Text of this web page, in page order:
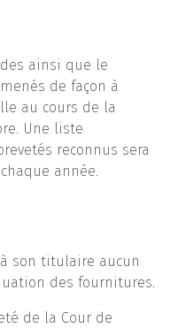
ainsi que le
de façon à
au cours de la
Une liste
reconnus sera
année.
à son titulaire aucun
des fournitures.
de la Cour de